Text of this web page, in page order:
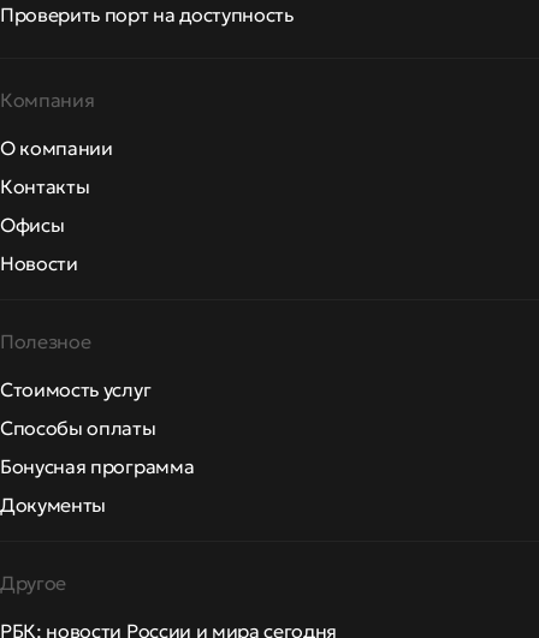
Проверить порт на доступность
Компания
О компании
Контакты
Офисы
Новости
Полезное
Стоимость услуг
Способы оплаты
Бонусная программа
Документы
Другое
РБК: новости России и мира сегодня